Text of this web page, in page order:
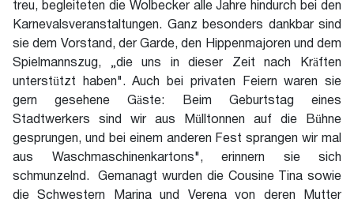
treu, begleiteten die Wolbecker alle Jahre hindurch bei den
Karnevalsveranstaltungen. Ganz besonders dankbar sind
sie dem Vorstand, der Garde, den Hippenmajoren und dem
Spielmannszug, „die uns in dieser Zeit nach Kräften
unterstützt haben". Auch bei privaten Feiern waren sie
gern gesehene Gäste: Beim Geburtstag eines
Stadtwerkers sind wir aus Mülltonnen auf die Bühne
gesprungen, und bei einem anderen Fest sprangen wir mal
aus Waschmaschinenkartons", erinnern sie sich
schmunzelnd. Gemanagt wurden die Cousine Tina sowie
die Schwestern Marina und Verena von deren Mutter